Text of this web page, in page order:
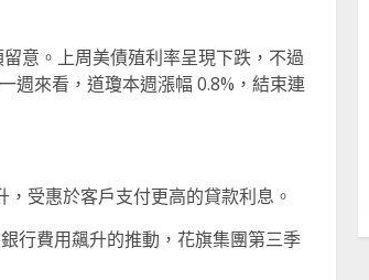
意。上周美債殖利率呈現下跌，不過
週來看，道瓊本週漲幅 0.8%，結束連
受惠於客戶支付更高的貸款利息。
行費用飆升的推動，花旗集團第三季​​